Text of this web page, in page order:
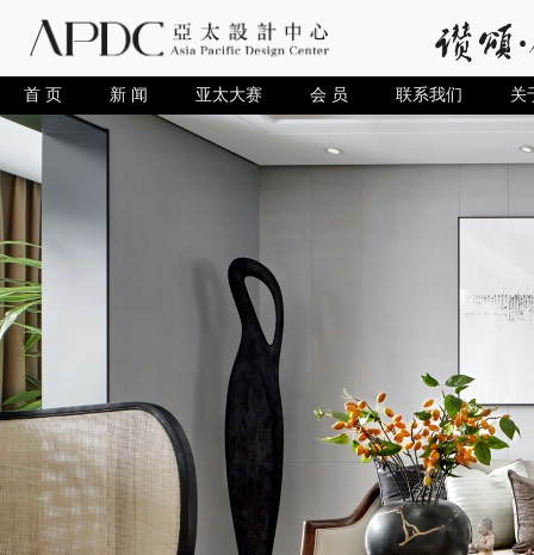
首 页 新 闻 亚太大赛 会 员 联系我们 关